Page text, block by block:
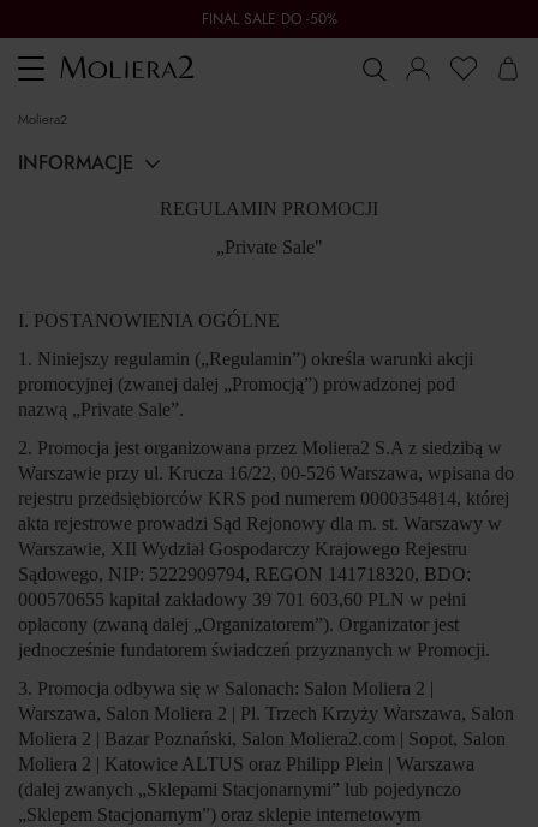
FINAL SALE DO -50%
Toggle
navigation
moliera2
INFORMACJE
REGULAMIN PROMOCJI
„Private Sale"
I. POSTANOWIENIA OGÓLNE
1. Niniejszy regulamin („Regulamin”) określa warunki akcji
promocyjnej (zwanej dalej „Promocją”) prowadzonej pod
nazwą „Private Sale”.
2. Promocja jest organizowana przez Moliera2 S.A z siedzibą w
Warszawie przy ul. Krucza 16/22, 00-526 Warszawa, wpisana do
rejestru przedsiębiorców KRS pod numerem 0000354814, której
akta rejestrowe prowadzi Sąd Rejonowy dla m. st. Warszawy w
Warszawie, XII Wydział Gospodarczy Krajowego Rejestru
Sądowego, NIP: 5222909794, REGON 141718320, BDO:
000570655 kapitał zakładowy 39 701 603,60 PLN w pełni
opłacony (zwaną dalej „Organizatorem”). Organizator jest
jednocześnie fundatorem świadczeń przyznanych w Promocji.
3. Promocja odbywa się w Salonach: Salon Moliera 2 |
Warszawa, Salon Moliera 2 | Pl. Trzech Krzyży Warszawa, Salon
Moliera 2 | Bazar Poznański, Salon Moliera2.com | Sopot, Salon
Moliera 2 | Katowice ALTUS oraz Philipp Plein | Warszawa
(dalej zwanych „Sklepami Stacjonarnymi” lub pojedynczo
„Sklepem Stacjonarnym”) oraz sklepie internetowym